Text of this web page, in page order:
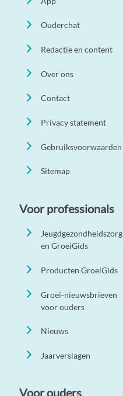
Ouderchat
Redactie en content
Over ons
Contact
Privacy statement
Gebruiksvoorwaarden
Sitemap
Voor professionals
Jeugdgezondheidszorg
en GroeiGids
Producten GroeiGids
Groei-nieuwsbrieven
voor ouders
Nieuws
Jaarverslagen
Voor ouders